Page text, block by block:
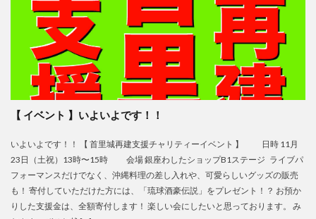
【 イベント 】いよいよです！！
いよいよです！！ 【 首里城再建支援チャリティーイベント 】 日時 11月
23日（土祝）13時〜15時 会場 銀座わしたショップB1ステージ ライブパ
フォーマンスだけでなく、沖縄料理の差し入れや、可愛らしいグッズの販売
も！ 寄付していただけた方には、「琉球酒豪伝説」をプレゼント！？ お預か
りした支援金は、全額寄付します！ 楽しい会にしたいと思っております。 み